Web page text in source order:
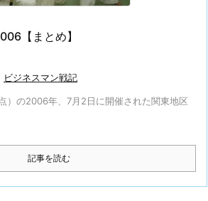
【まとめ】
ビジネスマン戦記
）の2006年、7月2日に開催された関東地区
記事を読む